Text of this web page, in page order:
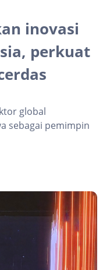
inovasi
perkuat
global
sebagai pemimpin